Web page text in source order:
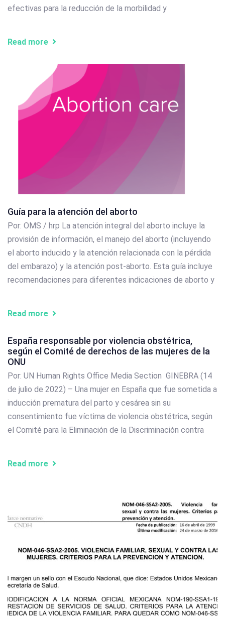
efectivas para la reducción de la morbilidad y
Read more
Guía para la atención del aborto
Por: OMS / hrp La atención integral del aborto incluye la
provisión de información, el manejo del aborto (incluyendo
el aborto inducido y la atención relacionada con la pérdida
del embarazo) y la atención post-aborto. Esta guía incluye
recomendaciones para diferentes indicaciones de aborto y
Read more
España responsable por violencia obstétrica,
según el Comité de derechos de las mujeres de la
ONU
Por: UN Human Rights Office Media Section GINEBRA (14
de julio de 2022) – Una mujer en España que fue sometida a
inducción prematura del parto y cesárea sin su
consentimiento fue víctima de violencia obstétrica, según
el Comité para la Eliminación de la Discriminación contra
Read more